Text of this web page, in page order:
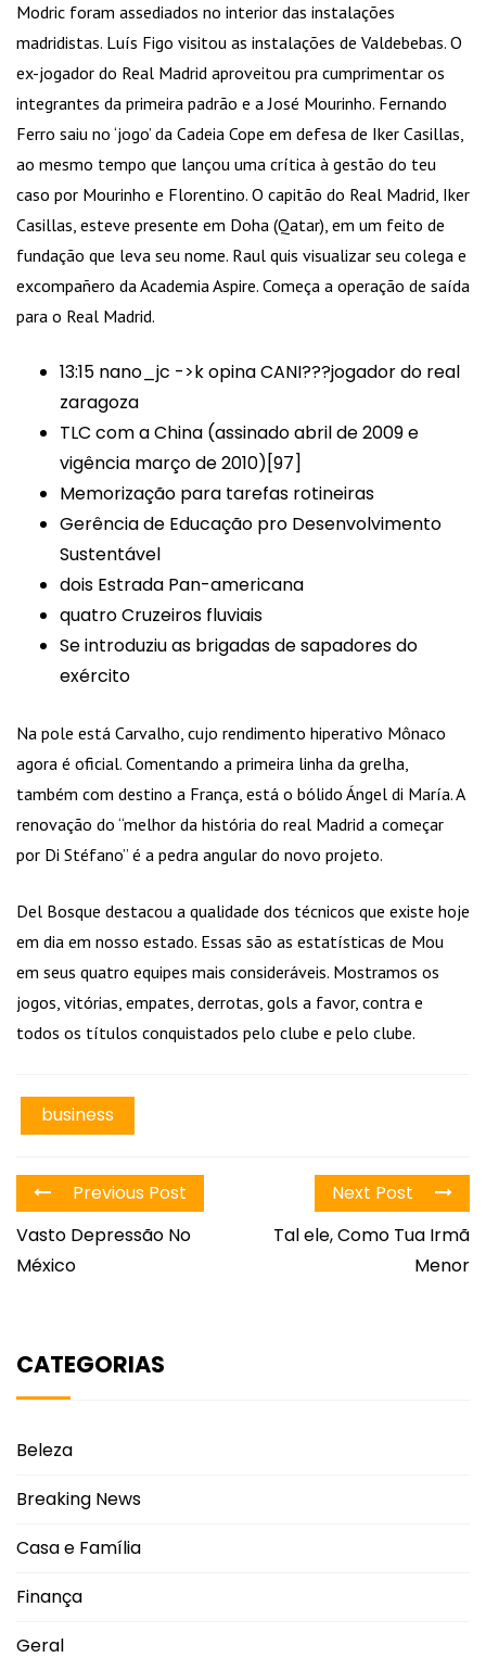
Modric foram assediados no interior das instalações
madridistas. Luís Figo visitou as instalações de Valdebebas. O
ex-jogador do Real Madrid aproveitou pra cumprimentar os
integrantes da primeira padrão e a José Mourinho. Fernando
Ferro saiu no ‘jogo’ da Cadeia Cope em defesa de Iker Casillas,
ao mesmo tempo que lançou uma crítica à gestão do teu
caso por Mourinho e Florentino. O capitão do Real Madrid, Iker
Casillas, esteve presente em Doha (Qatar), em um feito de
fundação que leva seu nome. Raul quis visualizar seu colega e
excompañero da Academia Aspire. Começa a operação de saída
para o Real Madrid.
13:15 nano_jc ->k opina CANI???jogador do real
zaragoza
TLC com a China (assinado abril de 2009 e
vigência março de 2010)[97]
Memorização para tarefas rotineiras
Gerência de Educação pro Desenvolvimento
Sustentável
dois Estrada Pan-americana
quatro Cruzeiros fluviais
Se introduziu as brigadas de sapadores do
exército
Na pole está Carvalho, cujo rendimento hiperativo Mônaco
agora é oficial. Comentando a primeira linha da grelha,
também com destino a França, está o bólido Ángel di María. A
renovação do “melhor da história do real Madrid a começar
por Di Stéfano” é a pedra angular do novo projeto.
Del Bosque destacou a qualidade dos técnicos que existe hoje
em dia em nosso estado. Essas são as estatísticas de Mou
em seus quatro equipes mais consideráveis. Mostramos os
jogos, vitórias, empates, derrotas, gols a favor, contra e
todos os títulos conquistados pelo clube e pelo clube.
business
Previous Post
Vasto Depressão No
México
Next Post
Tal ele, Como Tua Irmã
Menor
CATEGORIAS
Beleza
Breaking News
Casa e Família
Finança
Geral